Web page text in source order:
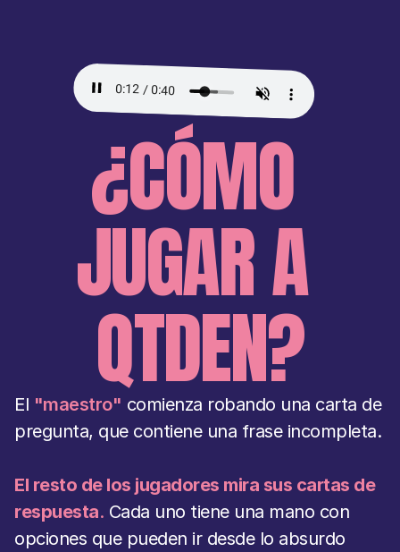
¿CÓMO
JUGAR A
QTDEN?
El "maestro" comienza robando una carta de
pregunta, que contiene una frase incompleta.
El resto de los jugadores mira sus cartas de
respuesta. Cada uno tiene una mano con
opciones que pueden ir desde lo absurdo